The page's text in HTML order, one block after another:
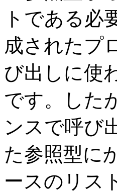
トである必
成されたプ
び出しに使
です。した
ンスで呼び
た参照型に
ースのリス